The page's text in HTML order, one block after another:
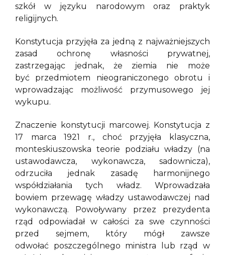
szkół w języku narodowym oraz praktyk
religijnych.
Konstytucja przyjęła za jedną z najważniejszych
zasad ochronę własności prywatnej,
zastrzegając jednak, że ziemia nie może
być przedmiotem nieograniczonego obrotu i
wprowadzając możliwość przymusowego jej
wykupu.
Znaczenie konstytucji marcowej. Konstytucja z
17 marca 1921 r., choć przyjęła klasyczna,
monteskiuszowska teorie podziału władzy (na
ustawodawcza, wykonawcza, sadownicza),
odrzuciła jednak zasadę harmonijnego
współdziałania tych władz. Wprowadzała
bowiem przewagę władzy ustawodawczej nad
wykonawczą. Powoływany przez prezydenta
rząd odpowiadał w całości za swe czynności
przed sejmem, który mógł zawsze
odwołać poszczególnego ministra lub rząd w